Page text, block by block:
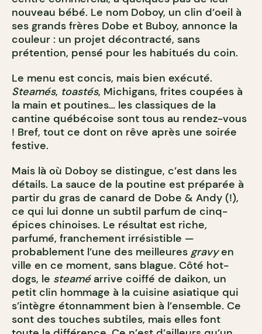
nouveau bébé. Le nom Doboy, un clin d’oeil à
ses grands frères Dobe et Buboy, annonce la
couleur : un projet décontracté, sans
prétention, pensé pour les habitués du coin.
Le menu est concis, mais bien exécuté.
Steamés, toastés, Michigans, frites coupées à
la main et poutines… les classiques de la
cantine québécoise sont tous au rendez-vous
! Bref, tout ce dont on rêve après une soirée
festive.
Mais là où Doboy se distingue, c’est dans les
détails. La sauce de la poutine est préparée à
partir du gras de canard de Dobe & Andy (!),
ce qui lui donne un subtil parfum de cinq-
épices chinoises. Le résultat est riche,
parfumé, franchement irrésistible —
probablement l’une des meilleures gravyen
ville en ce moment, sans blague. Côté hot-
dogs, le steaméarrive coiffé de daikon, un
petit clin hommage à la cuisine asiatique qui
s’intègre étonnamment bien à l’ensemble. Ce
sont des touches subtiles, mais elles font